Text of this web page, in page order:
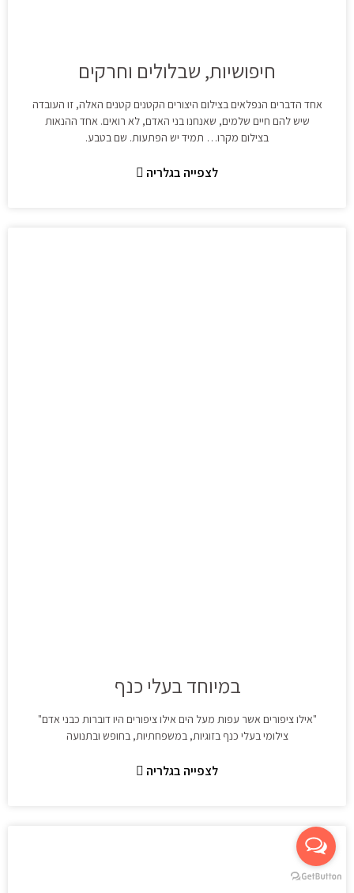
חיפושיות, שבלולים וחרקים
אחד הדברים הנפלאים בצילום היצורים הקטנים קטנים האלה, זו העובדה
שיש להם חיים שלמים, שאנחנו בני האדם, לא רואים. אחד ההנאות
בצילום מקרו… תמיד יש הפתעות. שם בטבע.
לצפייה בגלריה
במיוחד בעלי כנף
"אילו ציפורים אשר עפות מעל הים אילו ציפורים היו דוברות כבני אדם"
צילומי בעלי כנף בזוגיות, במשפחתיות, בחופש ובתנועה
לצפייה בגלריה